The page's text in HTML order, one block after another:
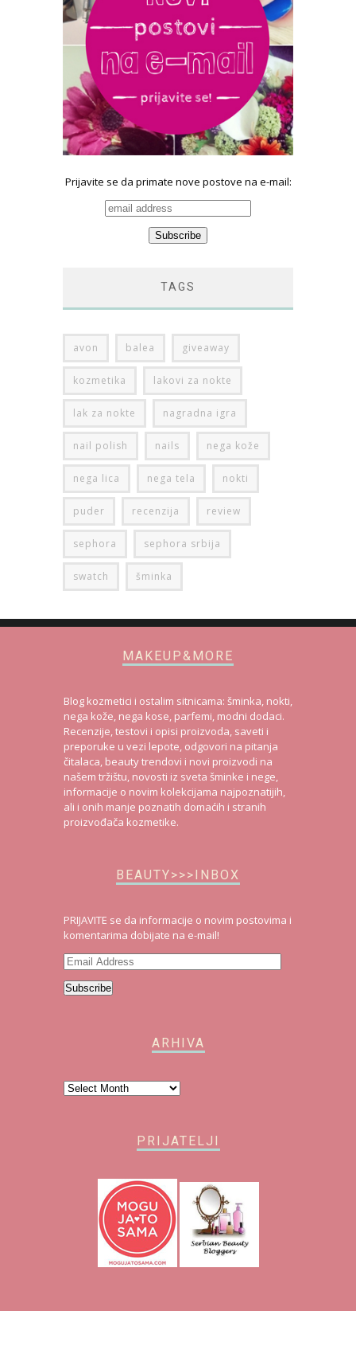
Prijavite se da primate nove postove na e-mail:
TAGS
avon balea giveaway
kozmetika lakovi za nokte
lak za nokte nagradna igra
nail polish nails nega kože
nega lica nega tela nokti
puder recenzija review
sephora sephora srbija
swatch šminka
MAKEUP&MORE
Blog kozmetici i ostalim sitnicama: šminka, nokti,
nega kože, nega kose, parfemi, modni dodaci.
Recenzije, testovi i opisi proizvoda, saveti i
preporuke u vezi lepote, odgovori na pitanja
čitalaca, beauty trendovi i novi proizvodi na
našem tržištu, novosti iz sveta šminke i nege,
informacije o novim kolekcijama najpoznatijih,
ali i onih manje poznatih domaćih i stranih
proizvođača kozmetike.
BEAUTY>>>INBOX
PRIJAVITE se da informacije o novim postovima i
komentarima dobijate na e-mail!
Email
Address
Subscribe
ARHIVA
Arhiva
PRIJATELJI